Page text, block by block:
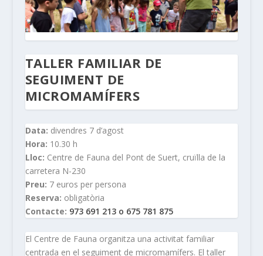
TALLER FAMILIAR DE
SEGUIMENT DE
MICROMAMÍFERS
Data: divendres 7 d’agost
Hora: 10.30 h
Lloc: Centre de Fauna del Pont de Suert, cruïlla de la
carretera N-230
Preu: 7 euros per persona
Reserva: obligatòria
Contacte: 973 691 213 o 675 781 875
El Centre de Fauna organitza una activitat familiar
centrada en el seguiment de micromamífers. El taller